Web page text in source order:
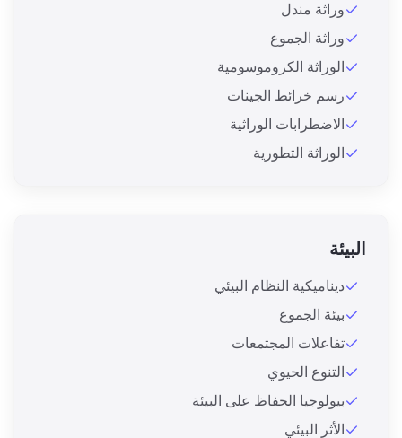
وراثة مندل
وراثة الجموع
الوراثة الكروموسومية
رسم خرائط الجينات
الاضطرابات الوراثية
الوراثة التطورية
البيئة
ديناميكية النظام البيئي
بيئة الجموع
تفاعلات المجتمعات
التنوع الحيوي
بيولوجيا الحفاظ على البيئة
الأثر البيئي